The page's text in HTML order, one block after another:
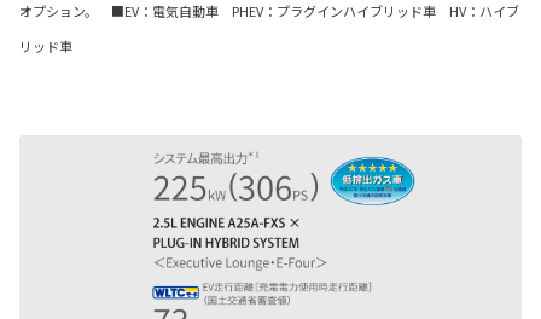
オプション。 ■EV：電気自動車 PHEV：プラグインハイブリッド車 HV：ハイブ
リッド車